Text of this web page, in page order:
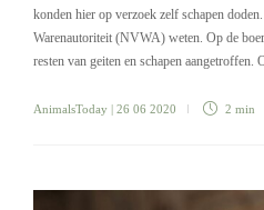
konden hier op verzoek zelf schapen
Warenautoriteit (NVWA) weten. Op de
resten van geiten en schapen
AnimalsToday | 26 06 2020 2 min